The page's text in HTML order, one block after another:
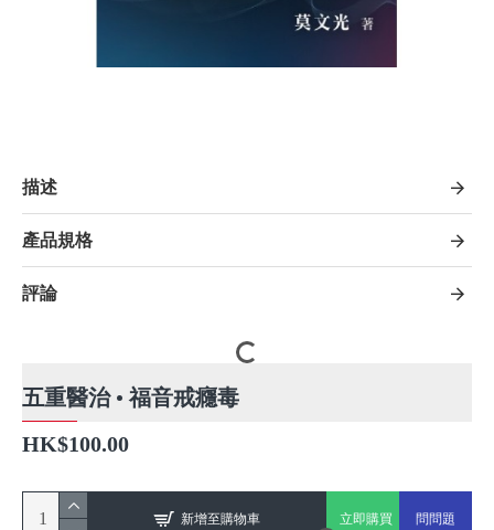
描述
產品規格
評論
五重醫治 • 福音戒癮毒
HK$100.00
新增至購物車 立即購買 問問題